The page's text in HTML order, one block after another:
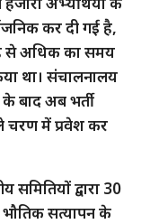
कर दी गई है,
से अधिक का समय
था। संचालनालय
के बाद अब भर्ती
चरण में प्रवेश कर
समितियों द्वारा 30
सत्यापन के